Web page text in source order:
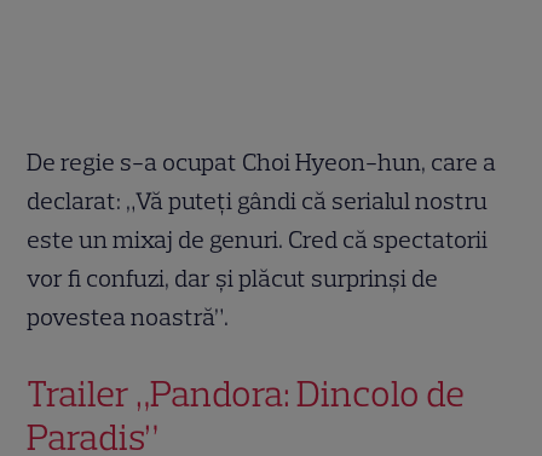
De regie s-a ocupat Choi Hyeon-hun, care a
declarat: „Vă puteți gândi că serialul nostru
este un mixaj de genuri. Cred că spectatorii
vor fi confuzi, dar și plăcut surprinși de
povestea noastră”.
Trailer „Pandora: Dincolo de
Paradis”